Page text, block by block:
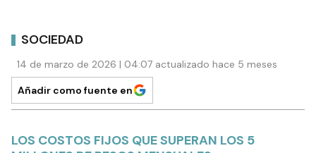
SOCIEDAD
14 de marzo de 2026 | 04:07 actualizado hace 5 meses
Añadir como fuente en
LOS COSTOS FIJOS QUE SUPERAN LOS 5